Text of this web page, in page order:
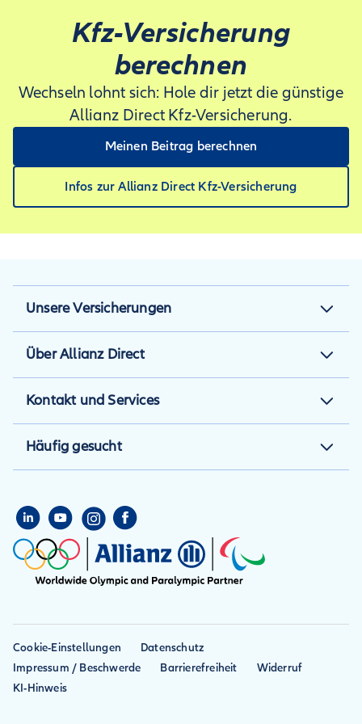
Kauft man einen Second-Hand-Pkw von privat, kann der
Abschluss einer Gebrauchtwagengarantie deswegen sinnvoll
Kfz-Versicherung
berechnen
Wechseln lohnt sich: Hole dir jetzt die günstige
Allianz Direct Kfz-Versicherung.
Meinen Beitrag berechnen
Infos zur Allianz Direct Kfz-Versicherung
Unsere Versicherungen
Kfz-Versicherung
Motorradversicherung
Reiseversicherung
Reiserücktrittsversicherung
Auslandskrankenversicherung
Private
Haftpflichtversicherung
Hausratversicherung
Über Allianz Direct
Über uns
Karriere
Presse
Kontakt und Services
Mein Account
Häufige Fragen
Freunde werben
Häufig gesucht
Teilkasko
Vollkasko
Kfz-Haftpflicht
Reiseunfall
Cookie-Einstellungen
Datenschutz
Impressum / Beschwerde
Barrierefreiheit
Widerruf
KI-Hinweis